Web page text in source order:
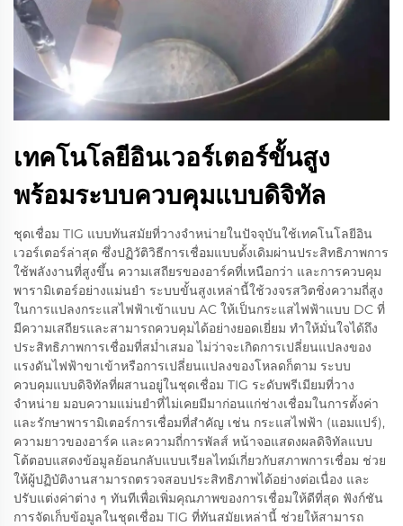
เทคโนโลยีอินเวอร์เตอร์ขั้นสูง
พร้อมระบบควบคุมแบบดิจิทัล
ชุดเชื่อม TIG แบบทันสมัยที่วางจำหน่ายในปัจจุบันใช้เทคโนโลยีอิน
เวอร์เตอร์ล่าสุด ซึ่งปฏิวัติวิธีการเชื่อมแบบดั้งเดิมผ่านประสิทธิภาพการ
ใช้พลังงานที่สูงขึ้น ความเสถียรของอาร์คที่เหนือกว่า และการควบคุม
พารามิเตอร์อย่างแม่นยำ ระบบขั้นสูงเหล่านี้ใช้วงจรสวิตชิ่งความถี่สูง
ในการแปลงกระแสไฟฟ้าเข้าแบบ AC ให้เป็นกระแสไฟฟ้าแบบ DC ที่
มีความเสถียรและสามารถควบคุมได้อย่างยอดเยี่ยม ทำให้มั่นใจได้ถึง
ประสิทธิภาพการเชื่อมที่สม่ำเสมอ ไม่ว่าจะเกิดการเปลี่ยนแปลงของ
แรงดันไฟฟ้าขาเข้าหรือการเปลี่ยนแปลงของโหลดก็ตาม ระบบ
ควบคุมแบบดิจิทัลที่ผสานอยู่ในชุดเชื่อม TIG ระดับพรีเมียมที่วาง
จำหน่าย มอบความแม่นยำที่ไม่เคยมีมาก่อนแก่ช่างเชื่อมในการตั้งค่า
และรักษาพารามิเตอร์การเชื่อมที่สำคัญ เช่น กระแสไฟฟ้า (แอมแปร์),
ความยาวของอาร์ค และความถี่การพัลส์ หน้าจอแสดงผลดิจิทัลแบบ
โต้ตอบแสดงข้อมูลย้อนกลับแบบเรียลไทม์เกี่ยวกับสภาพการเชื่อม ช่วย
ให้ผู้ปฏิบัติงานสามารถตรวจสอบประสิทธิภาพได้อย่างต่อเนื่อง และ
ปรับแต่งค่าต่าง ๆ ทันทีเพื่อเพิ่มคุณภาพของการเชื่อมให้ดีที่สุด ฟังก์ชัน
การจัดเก็บข้อมูลในชุดเชื่อม TIG ที่ทันสมัยเหล่านี้ ช่วยให้สามารถ